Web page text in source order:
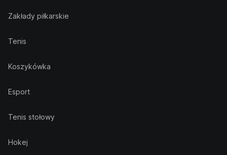
Zakłady piłkarskie
Tenis
Koszykówka
Esport
Tenis stołowy
Hokej